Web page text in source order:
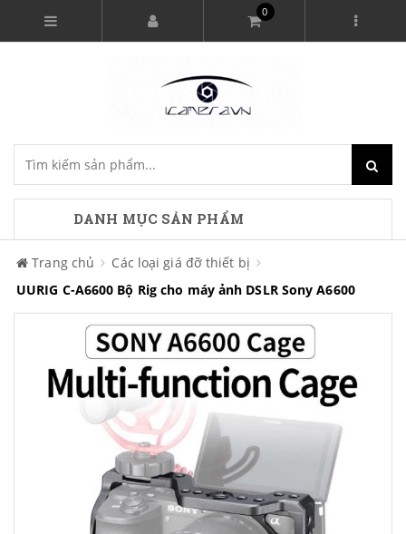
0
DANH MỤC SẢN PHẨM
Trang chủ
Các loại giá đỡ thiết bị
UURIG C-A6600 Bộ Rig cho máy ảnh DSLR Sony A6600